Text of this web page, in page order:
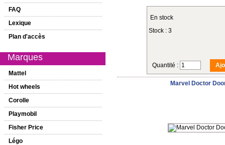
FAQ
Lexique
Plan d'accès
Marques
Mattel
Hot wheels
Corolle
Playmobil
Fisher Price
Légo
En stock
Stock : 3
Quantité :
Marvel Doctor